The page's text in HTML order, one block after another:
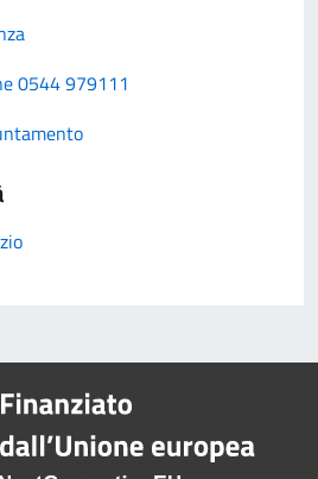
0544 979111